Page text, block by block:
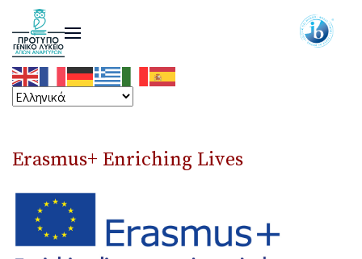
Erasmus+ Enriching Lives